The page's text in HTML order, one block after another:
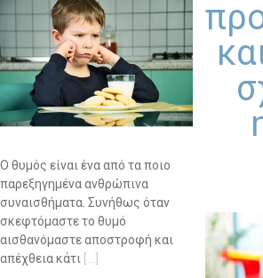
Διαδικασίες
-- Θεραπευτικά Υλικά & Μέθοδοι
-- Διασφάλιση Ποιότητας – Υγιεινή
-- Κατ’οίκον Προγράμματα
-- Ομαδικά Προγράμματα
-- Προγράμματα στον Η/Υ
Ο θυμός είναι ένα από τα ποιο
παρεξηγημένα ανθρώπινα
συναισθήματα. Συνήθως όταν
σκεφτόμαστε το θυμό
αισθανόμαστε αποστροφή και
απέχθεια κάτι